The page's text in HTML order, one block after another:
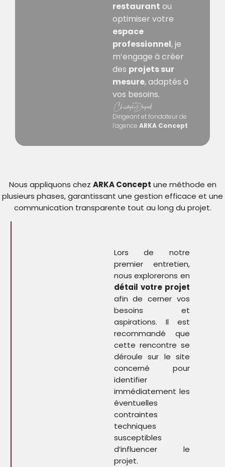
restaurant ou
optimiser votre
espace
professionnel, je
m’engage à créer
des projets sur
mesure, adaptés à
vos besoins.
Dirigeant et fondateur de
l’agence ARKA Concept
Nous appliquons chez ARKA Concept une méthode en
plusieurs phases, garantissant une gestion efficace et une
communication transparente tout au long du projet.
Lors de notre
premier entretien,
nous explorerons en
détail votre projet
afin de cerner vos
besoins et
aspirations. Il est
recommandé que
cette rencontre se
déroule sur le site
concerné pour
identifier
immédiatement les
éventuelles
contraintes
techniques
susceptibles
d’influencer le
projet.